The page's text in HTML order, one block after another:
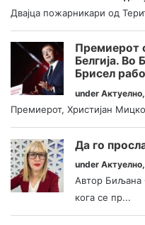
Двајца пожарникари од
Премиерот
Белгија. Во
Брисел
under Актуелно,
Премиерот, Христијан
Да го
under Актуелно,
Автор Биљана
кога се пр...